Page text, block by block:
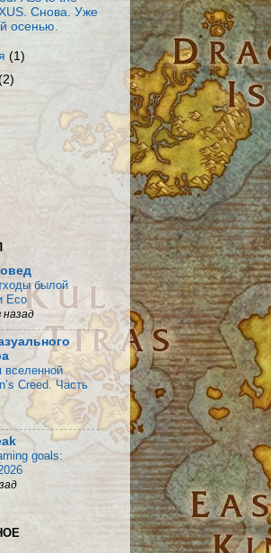
Снова. Уже
осенью.
(1)
былой
Eco
назад
вселенной
Creed. Часть
goals: